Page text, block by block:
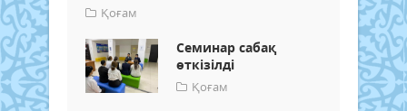
Қоғам
Семинар сабақ
өткізілді
Қоғам